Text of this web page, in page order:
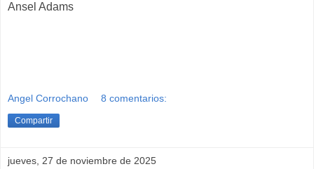
Ansel Adams
Angel Corrochano 8 comentarios:
Compartir
jueves, 27 de noviembre de 2025